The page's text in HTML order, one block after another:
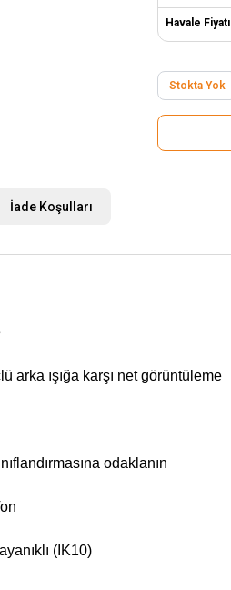
Havale Fiyatı
Stokta Yok
İade Koşulları
ışığa karşı net görüntüleme
odaklanın
(IK10)